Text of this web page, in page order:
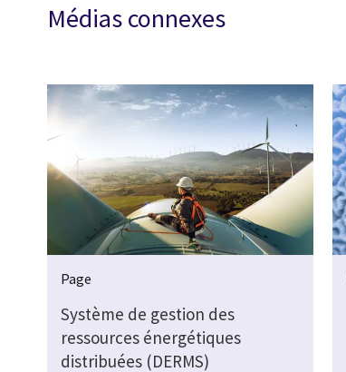
Médias connexes
Page
Système de gestion des
ressources énergétiques
distribuées (DERMS)